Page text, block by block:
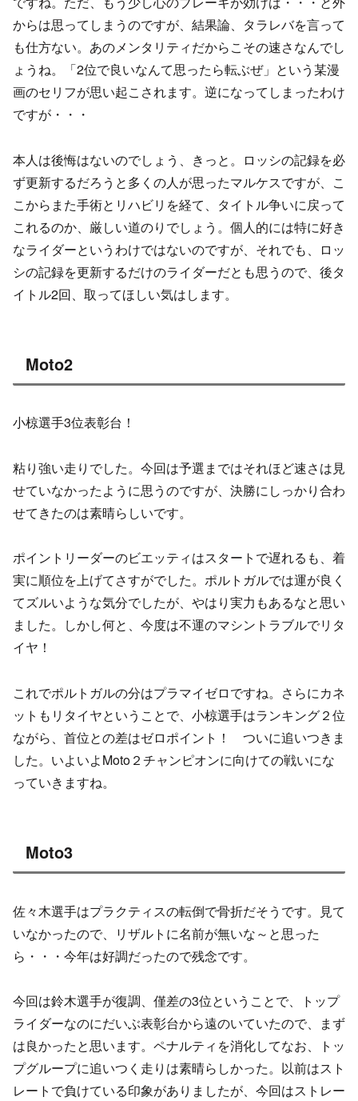
からは思ってしまうのですが、結果論、タラレバを言って
も仕方ない。あのメンタリティだからこその速さなんでし
ょうね。「2位で良いなんて思ったら転ぶぜ」という某漫
画のセリフが思い起こされます。逆になってしまったわけ
ですが・・・
本人は後悔はないのでしょう、きっと。ロッシの記録を必
ず更新するだろうと多くの人が思ったマルケスですが、こ
こからまた手術とリハビリを経て、タイトル争いに戻って
これるのか、厳しい道のりでしょう。個人的には特に好き
なライダーというわけではないのですが、それでも、ロッ
シの記録を更新するだけのライダーだとも思うので、後タ
イトル2回、取ってほしい気はします。
Moto2
小椋選手3位表彰台！
粘り強い走りでした。今回は予選まではそれほど速さは見
せていなかったように思うのですが、決勝にしっかり合わ
せてきたのは素晴らしいです。
ポイントリーダーのビエッティはスタートで遅れるも、着
実に順位を上げてさすがでした。ポルトガルでは運が良く
てズルいような気分でしたが、やはり実力もあるなと思い
ました。しかし何と、今度は不運のマシントラブルでリタ
イヤ！
これでポルトガルの分はプラマイゼロですね。さらにカネ
ットもリタイヤということで、小椋選手はランキング２位
ながら、首位との差はゼロポイント！ ついに追いつきま
した。いよいよMoto２チャンピオンに向けての戦いにな
っていきますね。
Moto3
佐々木選手はプラクティスの転倒で骨折だそうです。見て
いなかったので、リザルトに名前が無いな～と思った
ら・・・今年は好調だったので残念です。
今回は鈴木選手が復調、僅差の3位ということで、トップ
ライダーなのにだいぶ表彰台から遠のいていたので、まず
は良かったと思います。ペナルティを消化してなお、トッ
プグループに追いつく走りは素晴らしかった。以前はスト
レートで負けている印象がありましたが、今回はストレー